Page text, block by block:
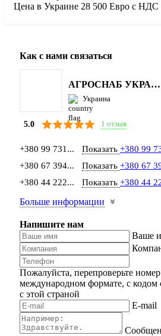
Цена в Украине 28 500 Евро с НДС
Как с нами связаться
АГРОСНАБ УКРАЇНА
Украина
5.0 1 отзыв
+380 99 731... Показать +380 99
+380 67 394...
Показать +380 67
+380 44 222...
Показать +380 44
Больше информации
Напишите нам
Ваше
Пожалуйста, перепроверьте
международном формате, с кодом
с этой страной
E-mail